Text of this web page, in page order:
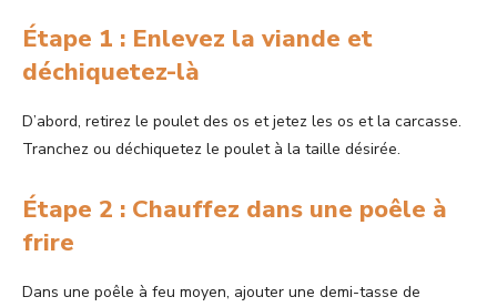
Étape 1 : Enlevez la viande et
déchiquetez-là
D’abord, retirez le poulet des os et jetez les os et la carcasse.
Tranchez ou déchiquetez le poulet à la taille désirée.
Étape 2 : Chauffez dans une poêle à
frire
Dans une poêle à feu moyen, ajouter une demi-tasse de